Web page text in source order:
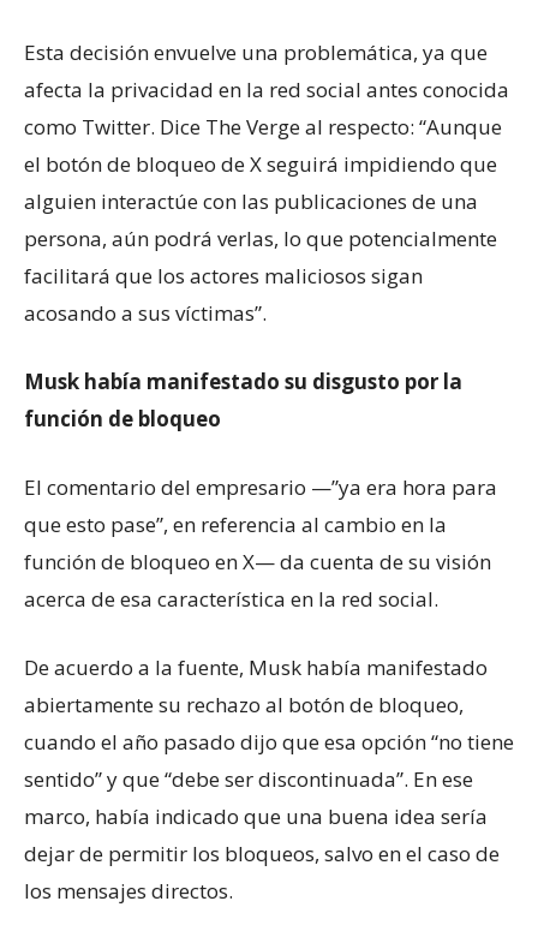
Esta decisión envuelve una problemática, ya que
afecta la privacidad en la red social antes conocida
como Twitter. Dice The Verge al respecto: “Aunque
el botón de bloqueo de X seguirá impidiendo que
alguien interactúe con las publicaciones de una
persona, aún podrá verlas, lo que potencialmente
facilitará que los actores maliciosos sigan
acosando a sus víctimas”.
Musk había manifestado su disgusto por la
función de bloqueo
El comentario del empresario —”ya era hora para
que esto pase”, en referencia al cambio en la
función de bloqueo en X— da cuenta de su visión
acerca de esa característica en la red social.
De acuerdo a la fuente, Musk había manifestado
abiertamente su rechazo al botón de bloqueo,
cuando el año pasado dijo que esa opción “no tiene
sentido” y que “debe ser discontinuada”. En ese
marco, había indicado que una buena idea sería
dejar de permitir los bloqueos, salvo en el caso de
los mensajes directos.